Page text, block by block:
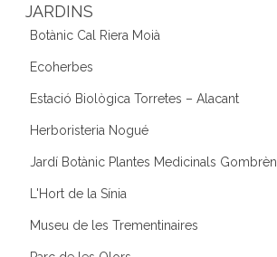
JARDINS
Botànic Cal Riera Moià
Ecoherbes
Estació Biològica Torretes – Alacant
Herboristeria Nogué
Jardí Botànic Plantes Medicinals Gombrèn
L'Hort de la Sínia
Museu de les Trementinaires